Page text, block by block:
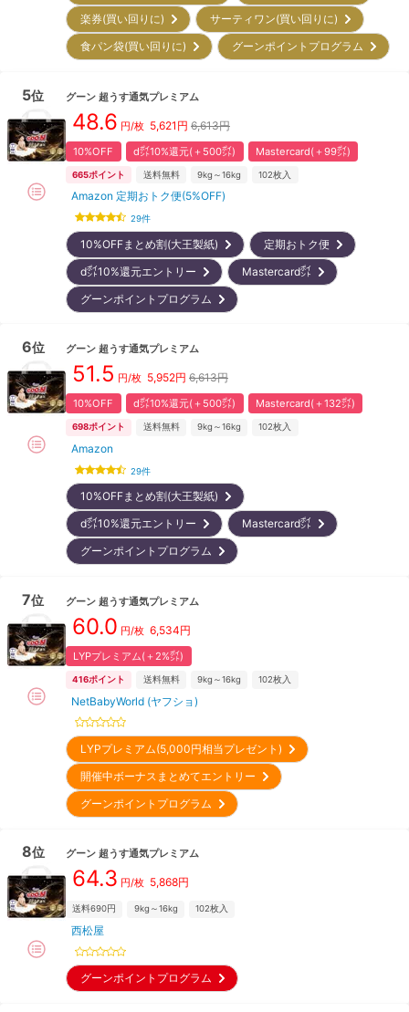
楽券(買い回りに)
サーティワン(買い回りに)
食パン袋(買い回りに)
グーンポイントプログラム
5位 グーン 超うす通気プレミアム
48.6 円/枚 5,621 円 6,613円
10%OFF d㌽10%還元(＋500㌽) Mastercard(＋99㌽)
665ポイント 送料無料 9kg～16kg 102枚入
Amazon 定期おトク便(5%OFF)
29件
10%OFFまとめ割(大王製紙)
定期おトク便
d㌽10%還元エントリー
Mastercard㌽
グーンポイントプログラム
6位 グーン 超うす通気プレミアム
51.5 円/枚 5,952円 6,613円
10%OFF d㌽10%還元(＋500㌽) Mastercard(＋132㌽)
698ポイント 送料無料 9kg～16kg 102枚入
Amazon
29件
10%OFFまとめ割(大王製紙)
d㌽10%還元エントリー
Mastercard㌽
グーンポイントプログラム
7位 グーン 超うす通気プレミアム
60.0 円/枚 6,534円
LYPプレミアム(＋2%㌽)
416ポイント 送料無料 9kg～16kg 102枚入
NetBabyWorld (ヤフショ)
LYPプレミアム(5,000円相当プレゼント)
開催中ボーナスまとめてエントリー
グーンポイントプログラム
8位 グーン 超うす通気プレミアム
64.3 円/枚 5,868円
送料690円 9kg～16kg 102枚入
西松屋
グーンポイントプログラム